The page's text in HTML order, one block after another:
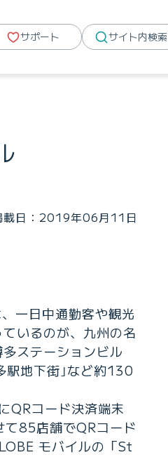
サポート サイト内検索
載日：2019年06月11日
一日中通勤客や観光
いるのが、九州の名
ステーションビル
駅地下街｣など約130
QRコード決済端末
85店舗でQRコード
モバイルの「St